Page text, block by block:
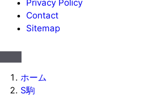
Privacy Policy
Contact
Sitemap
ホーム
S駒